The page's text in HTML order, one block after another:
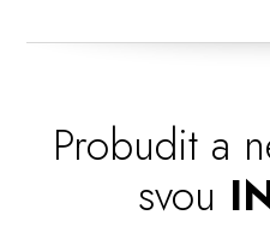
Probudit a
svou